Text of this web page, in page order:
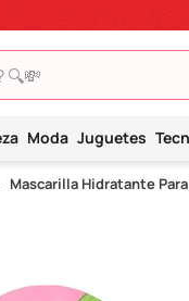
Moda Juguetes
Mascarilla Hidratante